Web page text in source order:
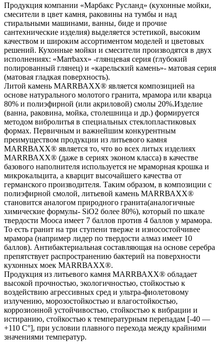
Продукция компании «Марбакс Русланд» (кухонные мойки,
смесители в цвет камня, раковины на тумбы и над
стиральными машинами, ванны, биде и прочие
сантехнические изделия) выделяется эстетикой, высоким
качеством и широким ассортиментом моделей и цветовых
решений. Кухонные мойки и смесители производятся в двух
исполнениях: «Маrrbахх» -глянцевая серия (глубокий
полированный глянец) и «карельский камень»- матовая серия
(матовая гладкая поверхность).
Литой камень МАRRВАХХ® является композицией на
основе натурального молотого гранита, мрамора или кварца
80% и полиэфирной (или акриловой) смолы 20%.Изделие
(ванна, раковина, мойка, столешница и др.) формируется
методом вибролитья в специальных стеклопластиковых
формах. Первичным и важнейшим конкурентным
преимуществом продукции из литьевого камня
МАRRВАХХ® является то, что во всех литых изделиях
МАRRВАХХ® (даже в сериях эконом класса) в качестве
базового наполнителя используется не мраморная крошка и
микрокальцита, а кварцит высочайшего качества от
германского производителя. Таким образом, в композиции с
полиэфирной смолой, литьевой камень МАRRВАХХ®
становится аналогом природного гранита(аналогичные
химические формулы- SiO2 более 80%), который по шкале
твердости Мооса имеет 7 баллов против 4 баллов у мрамора.
То есть гранит на три ступени тверже и износостойчивее
мрамора (например лидер по твердости алмаз имеет 10
баллов). Антибактериальная составляющая на основе серебра
препятствует распространению бактерий на поверхности
кухонных моек МАRRВАХХ®.
Продукция из литьевого камня МАRRВАХХ® обладает
высокой прочностью, экологичностью, стойкостью к
воздействию агрессивных сред и ультра-фиолетовому
излучению, морозостойкостью и влагостойкостью,
коррозионной устойчивостью, стойкостью к вибрации и
истиранию, стойкостью к температурным перепадам [-40 —
+110 С°], при условии плавного перехода между крайними
значениями температур.